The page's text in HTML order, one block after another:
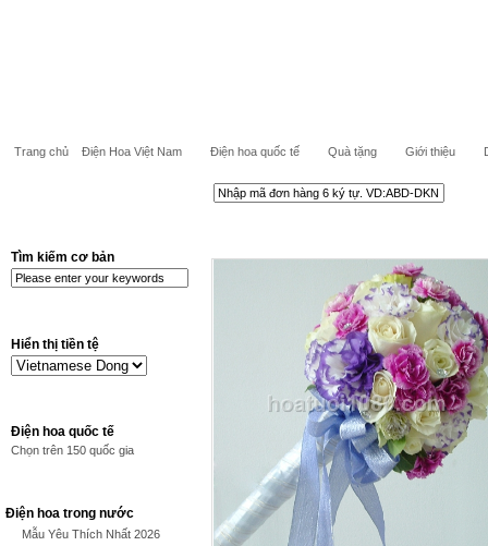
Trang chủ Điện Hoa Việt Nam Điện hoa quốc tế Quà tặng Giới thiệu
Tìm kiếm cơ bản
Hiển thị tiền tệ
Điện hoa quốc tế
Chọn trên 150 quốc gia
Điện hoa trong nước
Mẫu Yêu Thích Nhất 2026